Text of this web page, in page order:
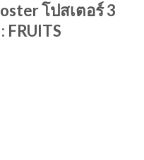
โปสเตอร์ 3